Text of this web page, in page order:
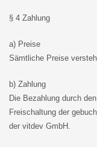
§ 4 Zahlung
a) Preise
Sämtliche Preise
b) Zahlung
Die Bezahlung durch
Freischaltung der
der vitdev GmbH.